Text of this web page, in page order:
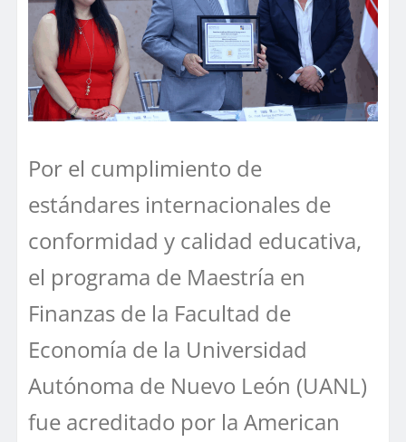
Por el cumplimiento de
estándares internacionales de
conformidad y calidad educativa,
el programa de Maestría en
Finanzas de la Facultad de
Economía de la Universidad
Autónoma de Nuevo León (UANL)
fue acreditado por la American